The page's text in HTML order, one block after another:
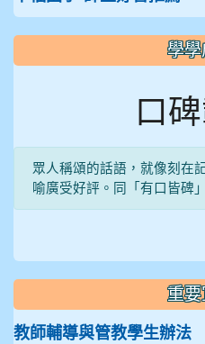
學
口
眾人稱頌的話語，就像刻在
喻廣受好評。同「有口皆碑」
重
教師輔導與管教學生辦法